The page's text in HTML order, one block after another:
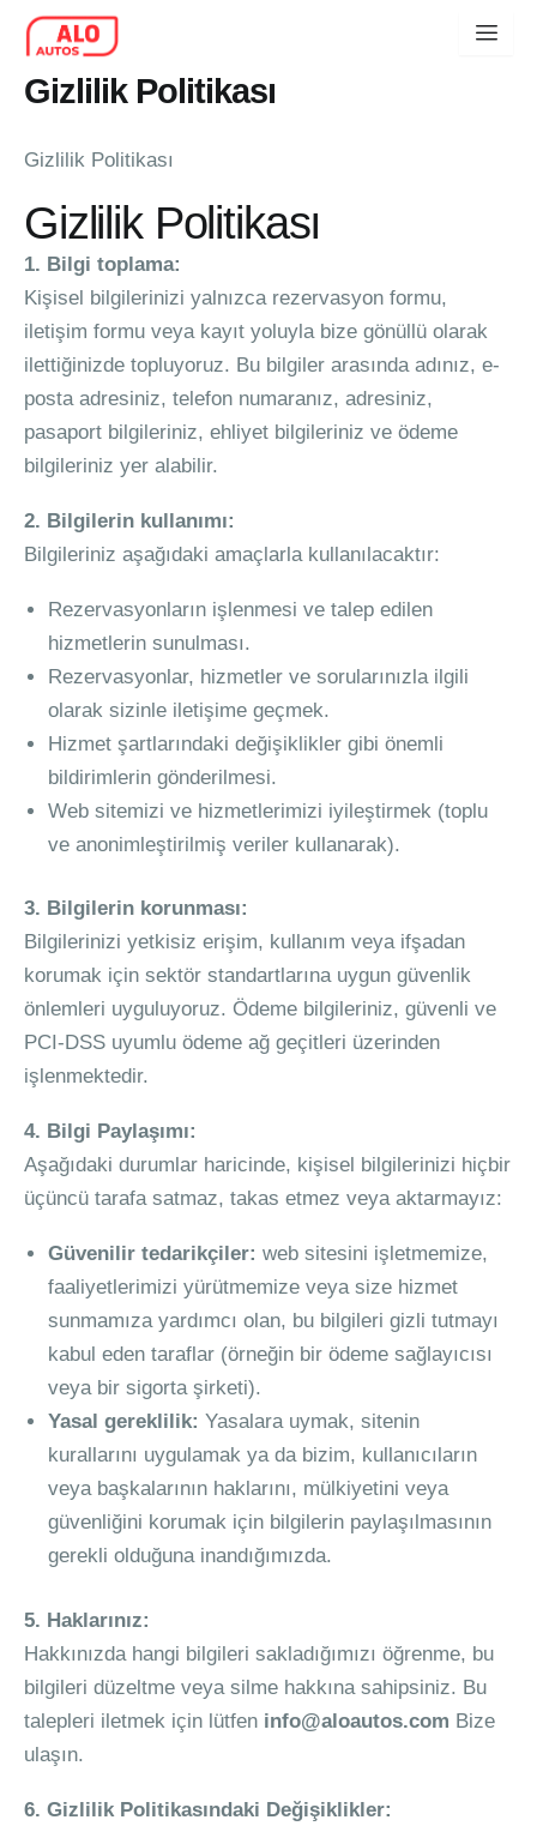
İçeriğe
Gizlilik Politikası
Gizlilik Politikası
Gizlilik Politikası
1. Bilgi toplama:
Kişisel bilgilerinizi yalnızca rezervasyon formu,
iletişim formu veya kayıt yoluyla bize gönüllü olarak
ilettiğinizde topluyoruz. Bu bilgiler arasında adınız, e-
posta adresiniz, telefon numaranız, adresiniz,
pasaport bilgileriniz, ehliyet bilgileriniz ve ödeme
bilgileriniz yer alabilir.
2. Bilgilerin kullanımı:
Bilgileriniz aşağıdaki amaçlarla kullanılacaktır:
Rezervasyonların işlenmesi ve talep edilen
hizmetlerin sunulması.
Rezervasyonlar, hizmetler ve sorularınızla ilgili
olarak sizinle iletişime geçmek.
Hizmet şartlarındaki değişiklikler gibi önemli
bildirimlerin gönderilmesi.
Web sitemizi ve hizmetlerimizi iyileştirmek (toplu
ve anonimleştirilmiş veriler kullanarak).
3. Bilgilerin korunması:
Bilgilerinizi yetkisiz erişim, kullanım veya ifşadan
korumak için sektör standartlarına uygun güvenlik
önlemleri uyguluyoruz. Ödeme bilgileriniz, güvenli ve
PCI-DSS uyumlu ödeme ağ geçitleri üzerinden
işlenmektedir.
4. Bilgi Paylaşımı:
Aşağıdaki durumlar haricinde, kişisel bilgilerinizi hiçbir
üçüncü tarafa satmaz, takas etmez veya aktarmayız:
Güvenilir tedarikçiler: web sitesini işletmemize,
faaliyetlerimizi yürütmemize veya size hizmet
sunmamıza yardımcı olan, bu bilgileri gizli tutmayı
kabul eden taraflar (örneğin bir ödeme sağlayıcısı
veya bir sigorta şirketi).
Yasal gereklilik: Yasalara uymak, sitenin
kurallarını uygulamak ya da bizim, kullanıcıların
veya başkalarının haklarını, mülkiyetini veya
güvenliğini korumak için bilgilerin paylaşılmasının
gerekli olduğuna inandığımızda.
5. Haklarınız:
Hakkınızda hangi bilgileri sakladığımızı öğrenme, bu
bilgileri düzeltme veya silme hakkına sahipsiniz. Bu
talepleri iletmek için lütfen info@aloautos.com Bize
ulaşın.
6. Gizlilik Politikasındaki Değişiklikler: